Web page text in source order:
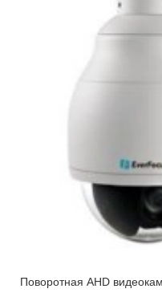
Поворотная AHD